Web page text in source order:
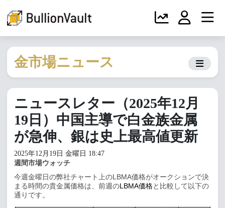
金市場ニュース
ニュースレター（2025年12月
19日）中国主導で白金族金属
が急伸、銀は史上最高値更新
2025年12月19日 金曜日 18:47
週間市場ウォッチ
今週金曜日の弊社チャート上のLBMA価格がオークションで決
まる時間の貴金属価格は、前週のLBMA価格と比較して以下の
通りです。